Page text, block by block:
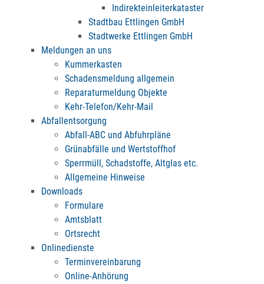
Indirekteinleiterkataster
Stadtbau Ettlingen GmbH
Stadtwerke Ettlingen GmbH
Meldungen an uns
Kummerkasten
Schadensmeldung allgemein
Reparaturmeldung Objekte
Kehr-Telefon/Kehr-Mail
Abfallentsorgung
Abfall-ABC und Abfuhrpläne
Grünabfälle und Wertstoffhof
Sperrmüll, Schadstoffe, Altglas etc.
Allgemeine Hinweise
Downloads
Formulare
Amtsblatt
Ortsrecht
Onlinedienste
Terminvereinbarung
Online-Anhörung